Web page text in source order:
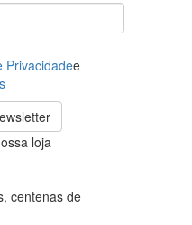
Privacidadee
loja
centenas de